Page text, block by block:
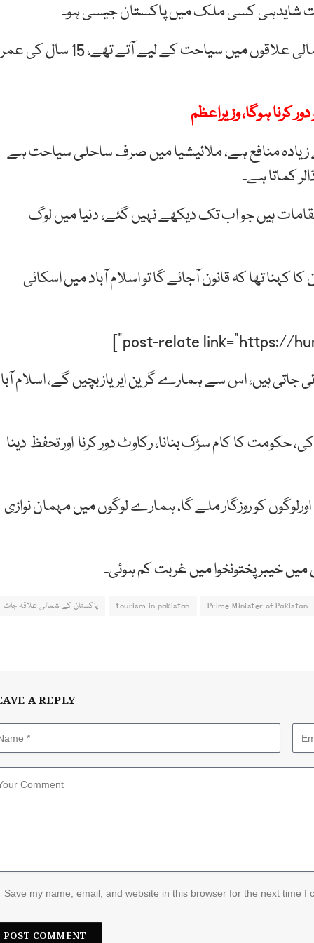
کسی ملک میں پاکستان جیسی ہو۔
عمران خان نے کہا کہ امریکہ اور یورپ سے پاکستانی شمالی علاقوں میں سیاحت کے لیے آتے تھے، 15 سال کی عمر
کرنا ہوگا، وزیراعظم
منافع ہے، ملائیشیا میں صرف ساحلی سیاحت ہے
ہیں جو اب تک دیکھے نہیں گئے، دنیا میں لوگ
کہنا تھا کہ قانون آجائے گا تو اسلام آباد میں اسکائی
جاتی ہیں، اس سے ہمارے گرین ایریاز بچیں گے، اسلام
کا کام سڑک بنانا، رکاوٹ دور کرنا اور تحفظ دینا
کو روزگار ملے گا، ہمارے لوگوں میں مہمان نوازی
Prime Minister of Pakistan
tourism in pakistan پاکستان کے شمالی علاقہ جات
A REPLY
Save my name, email, and website in this browser for the next time I